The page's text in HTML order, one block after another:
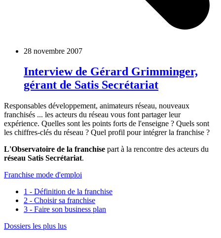
28 novembre 2007
Interview de Gérard Grimminger,
gérant de Satis Secrétariat
Responsables développement, animateurs réseau, nouveaux
franchisés ... les acteurs du réseau vous font partager leur
expérience. Quelles sont les points forts de l'enseigne ? Quels sont
les chiffres-clés du réseau ? Quel profil pour intégrer la franchise ?
L'Observatoire de la franchise part à la rencontre des acteurs du
réseau Satis Secrétariat.
Franchise mode d'emploi
1 - Définition de la franchise
2 - Choisir sa franchise
3 - Faire son business plan
Dossiers les plus lus